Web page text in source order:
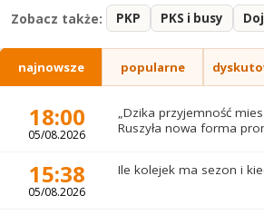
Zobacz także: PKP PKS i busy
najnowsze popularne
18:00
05/08.2026
„Dzika przyjemność
Ruszyła nowa forma
15:38
05/08.2026
Ile kolejek ma sezon i